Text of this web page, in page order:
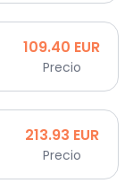
109.40 EUR
Precio
213.93 EUR
Precio